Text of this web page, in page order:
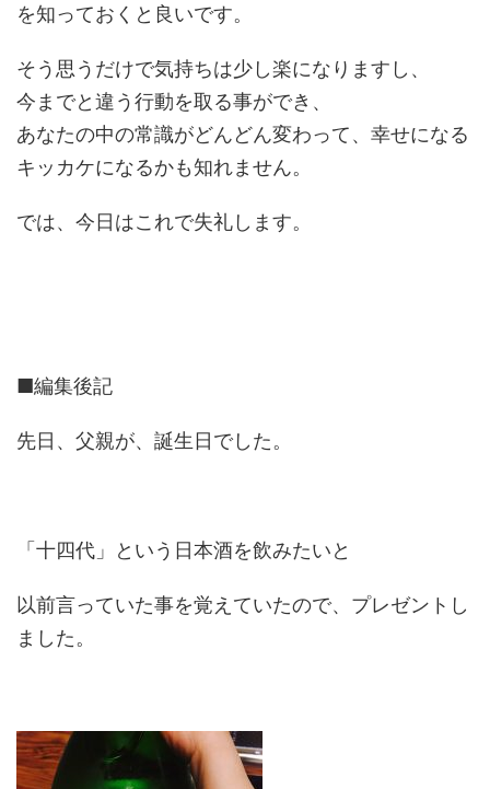
を知っておくと良いです。
そう思うだけで気持ちは少し楽になりますし、
今までと違う行動を取る事ができ、
あなたの中の常識がどんどん変わって、幸せになる
キッカケになるかも知れません。
では、今日はこれで失礼します。
■編集後記
先日、父親が、誕生日でした。
「十四代」という日本酒を飲みたいと
以前言っていた事を覚えていたので、プレゼントし
ました。